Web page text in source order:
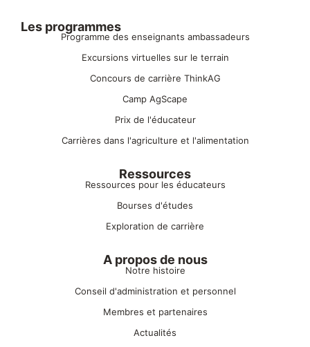
Les programmes
Programme des enseignants ambassadeurs
Excursions virtuelles sur le terrain
Concours de carrière ThinkAG
Camp AgScape
Prix de l'éducateur
Carrières dans l'agriculture et l'alimentation
Ressources
Ressources pour les éducateurs
Bourses d'études
Exploration de carrière
A propos de nous
Notre histoire
Conseil d'administration et personnel
Membres et partenaires
Actualités